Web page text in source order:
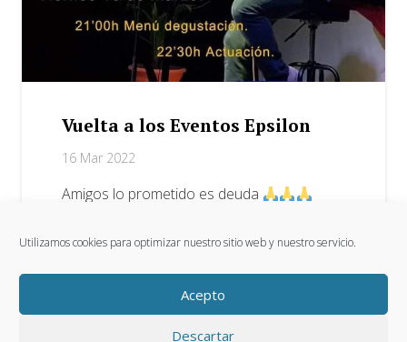
Utilizamos cookies para optimizar nuestro sitio web y nuestro servicio.
Acepto
Descartar
Vuelta a los Eventos Epsilon
16 Mar 2022
Amigos lo prometido es deuda
famosos eventos Epsilon y así lo vamos…